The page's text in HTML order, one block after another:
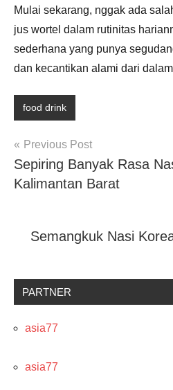
Mulai sekarang, nggak ada
jus wortel dalam rutinitas
sederhana yang punya
dan kecantikan alami dari
food drink
Post
navigation
Previous Post
Sepiring Banyak Rasa
Kalimantan Barat
Semangkuk Nasi
PARTNER
asia77
asia77